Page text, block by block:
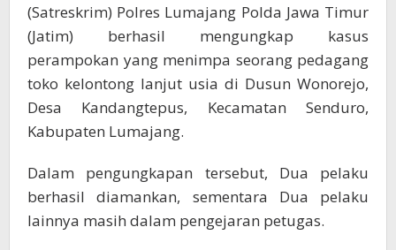
(Satreskrim) Polres Lumajang Polda Jawa Timur
(Jatim) berhasil mengungkap kasus
perampokan yang menimpa seorang pedagang
toko kelontong lanjut usia di Dusun Wonorejo,
Desa Kandangtepus, Kecamatan Senduro,
Kabupaten Lumajang.
Dalam pengungkapan tersebut, Dua pelaku
berhasil diamankan, sementara Dua pelaku
lainnya masih dalam pengejaran petugas.